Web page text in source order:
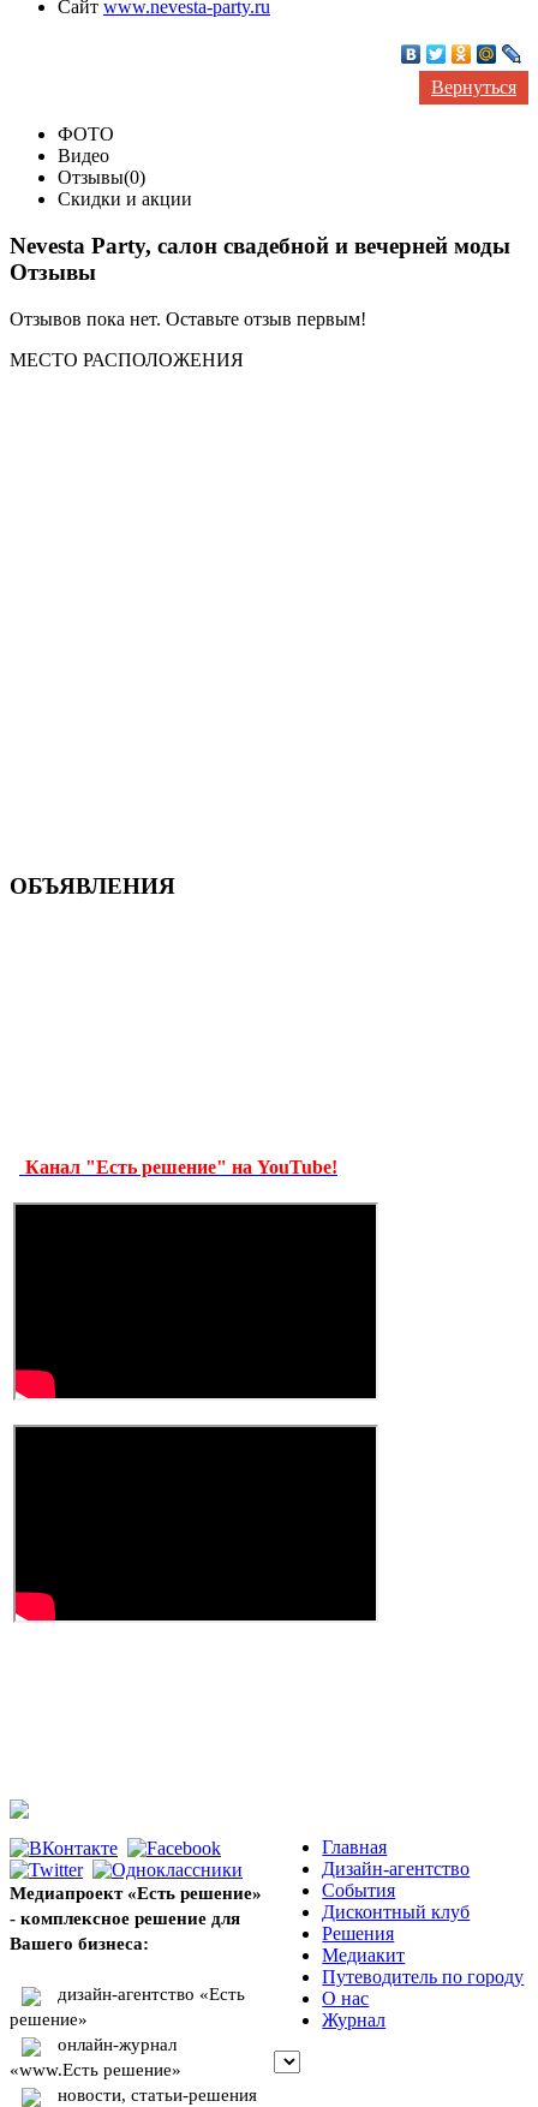
Сайт www.nevesta-party.ru
Вернуться
ФОТО
Видео
Отзывы(0)
Скидки и акции
Nevesta Party, салон свадебной и вечерней моды
Отзывы
Отзывов пока нет. Оставьте отзыв первым!
МЕСТО РАСПОЛОЖЕНИЯ
ОБЪЯВЛЕНИЯ
Канал "Есть решение" на YouTube!
Медиапроект «Есть решение»
- комплексное решение для
Вашего бизнеса:
дизайн-агентство «Есть
решение»
онлайн-журнал
«www.Есть решение»
новости, статьи-решения
Главная
Дизайн-агентство
События
Дисконтный клуб
Решения
Медиакит
Путеводитель по городу
О нас
Журнал